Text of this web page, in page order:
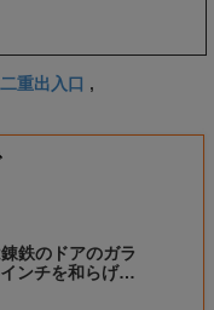
二重出入口 ,
鉄のドアのガラ
ンチを和らげま